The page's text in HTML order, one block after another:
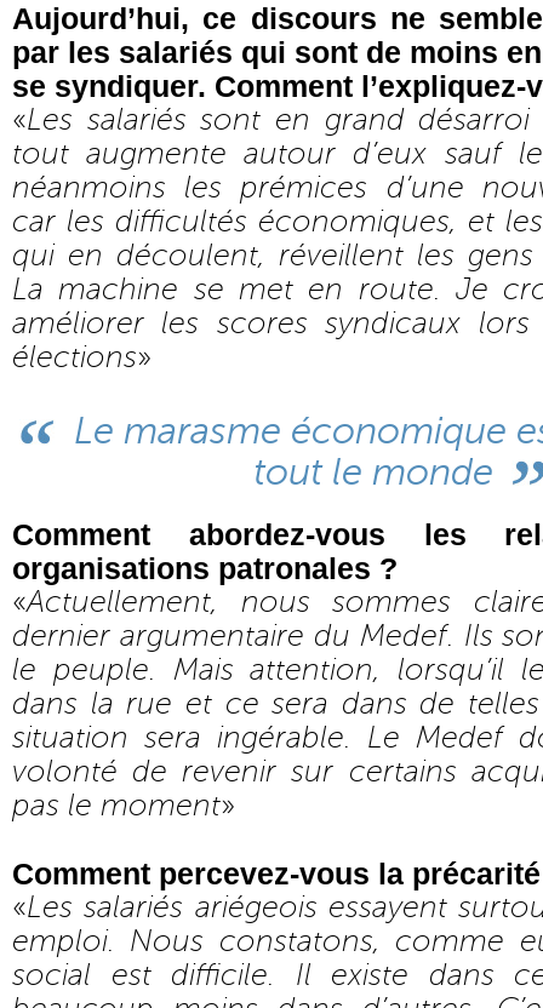
Aujourd’hui, ce discours ne
par les salariés qui sont de moins
se syndiquer. Comment l’expliquez-
«Les salariés sont en grand
tout augmente autour d’eux sauf
néanmoins les prémices d’une
car les difficultés économiques, et
qui en découlent, réveillent les
La machine se met en route. Je
améliorer les scores syndicaux
élections»
Le marasme économique
tout le monde
Comment abordez-vous les
organisations patronales ?
«Actuellement, nous sommes
dernier argumentaire du Medef. Ils
le peuple. Mais attention, lorsqu’il
dans la rue et ce sera dans de
situation sera ingérable. Le Medef
volonté de revenir sur certains
pas le moment»
Comment percevez-vous la
«Les salariés ariégeois essayent
emploi. Nous constatons, comme
social est difficile. Il existe dans